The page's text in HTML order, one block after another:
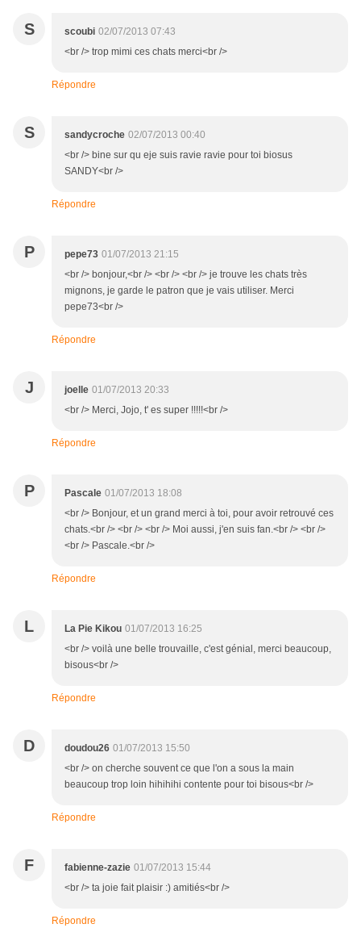
S scoubi 02/07/2013 07:43
<br /> trop mimi ces chats merci<br />
Répondre
S sandycroche 02/07/2013 00:40
<br /> bine sur qu eje suis ravie ravie pour toi biosus
SANDY<br />
Répondre
P pepe73 01/07/2013 21:15
<br /> bonjour,<br /> <br /> <br /> je trouve les chats très
mignons, je garde le patron que je vais utiliser. Merci
pepe73<br />
Répondre
J joelle 01/07/2013 20:33
<br /> Merci, Jojo, t' es super !!!!!<br />
Répondre
P Pascale 01/07/2013 18:08
<br /> Bonjour, et un grand merci à toi, pour avoir retrouvé ces
chats.<br /> <br /> <br /> Moi aussi, j'en suis fan.<br /> <br />
<br /> Pascale.<br />
Répondre
L La Pie Kikou 01/07/2013 16:25
<br /> voilà une belle trouvaille, c'est génial, merci beaucoup,
bisous<br />
Répondre
D doudou26 01/07/2013 15:50
<br /> on cherche souvent ce que l'on a sous la main
beaucoup trop loin hihihihi contente pour toi bisous<br />
Répondre
F fabienne-zazie 01/07/2013 15:44
<br /> ta joie fait plaisir :) amitiés<br />
Répondre